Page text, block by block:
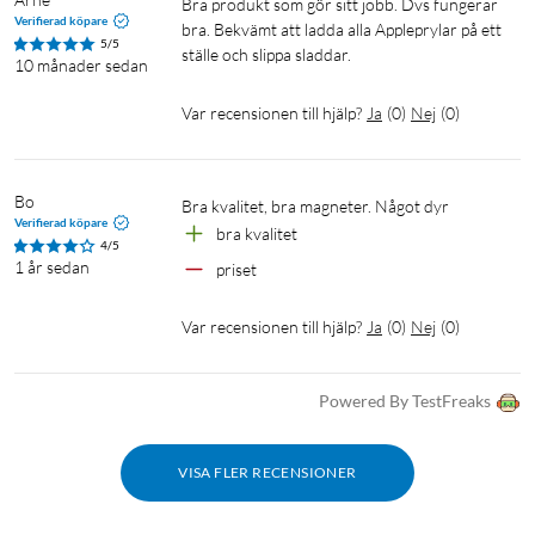
Verifierad köpare
5/5
10 månader sedan
Bra produkt som gör sitt jobb. Dvs fungerar
bra. Bekvämt att ladda alla Appleprylar på ett
ställe och slippa sladdar.
Var recensionen till hjälp? Ja (0) Nej (0)
Bo
Verifierad köpare
4/5
1 år sedan
bra kvalitet, bra magneter. Något dyr
bra kvalitet
priset
Var recensionen till hjälp? Ja (0) Nej (0)
Powered By TestFreaks
VISA FLER RECENSIONER